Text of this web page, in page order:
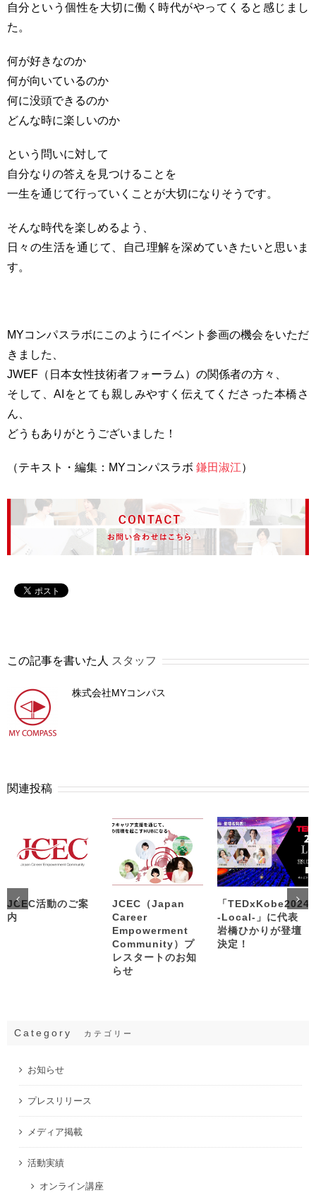
自分という個性を大切に働く時代がやってくると感じまし
た。
何が好きなのか
何が向いているのか
何に没頭できるのか
どんな時に楽しいのか
という問いに対して
自分なりの答えを見つけることを
一生を通じて行っていくことが大切になりそうです。
そんな時代を楽しめるよう、
日々の生活を通じて、自己理解を深めていきたいと思いま
す。
MYコンパスラボにこのようにイベント参画の機会をいただ
きました、
JWEF（日本女性技術者フォーラム）の関係者の方々、
そして、AIをとても親しみやすく伝えてくださった本橋さ
ん、
どうもありがとうございました！
（テキスト・編集：MYコンパスラボ 鎌田淑江）
この記事を書いた人 スタッフ
株式会社MYコンパス
関連投稿
JCEC活動のご案
内
JCEC（Japan
Career
Empowerment
Community）プ
レスタートのお知
らせ
「TEDxKobe2024
-Local-」に代表
岩橋ひかりが登壇
決定！
Category カテゴリー
お知らせ
プレスリリース
メディア掲載
活動実績
オンライン講座